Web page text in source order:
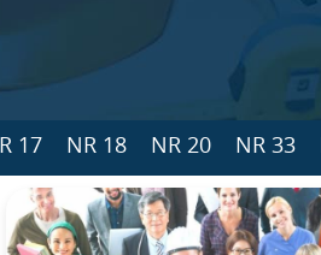
17 NR 18 NR 20 NR 33